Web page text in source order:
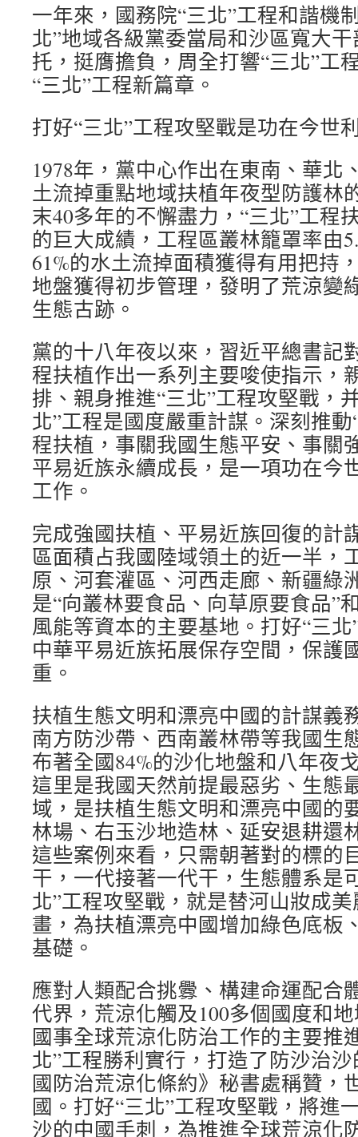
一年來，國務院“三北”工程和諧機
北”地域各級黨委當局和沙區寬大
托，挺膺擔負，周全打響“三北”工
“三北”工程新篇章。
打好“三北”工程攻堅戰是功在今世
1978年，黨中心作出在東南、華北
土流掉重點地域扶植年夜型防護林
末40多年的不懈盡力，“三北”工程
的巨大成績，工程區叢林籠罩率由
61%的水土流掉面積獲得有用把持
地盤獲得初步管理，發明了荒涼變
生態古跡。
黨的十八年夜以來，習近平總書記
程扶植作出一系列主要唆使指示，
排、親身推進“三北”工程攻堅戰，
北”工程是國度嚴重計謀。深刻推
程扶植，事關我國生態平安、事關
平易近族永續成長，是一項功在今
工作。
完成強國扶植、平易近族回復的計
區面積占我國陸域領土的近一半，
原、河套灌區、河西走廊、新疆綠
是“向叢林要食品、向草原要食品”
風能等資本的主要基地。打好“三
中華平易近族拓展保存空間，保護
重。
扶植生態文明和漂亮中國的計謀義
南方防沙帶、西南叢林帶等我國生
布著全國84%的沙化地盤和八年夜
這里是我國天然前提最惡劣、生態
域，是扶植生態文明和漂亮中國的
林場、右玉沙地造林、延安退耕還
這些案例來看，只需朝著對的標的
干，一代接著一代干，生態體系是
北”工程攻堅戰，就是替河山妝成
畫，為扶植漂亮中國增加綠色底板
基礎。
應對人類配合挑釁、構建命運配合
代界，荒涼化觸及100多個國度和
國事全球荒涼化防治工作的主要推
北”工程勝利實行，打造了防沙治
國防治荒涼化條約》秘書處稱贊，
國。打好“三北”工程攻堅戰，將進
沙的中國手刺，為推進全球荒涼化